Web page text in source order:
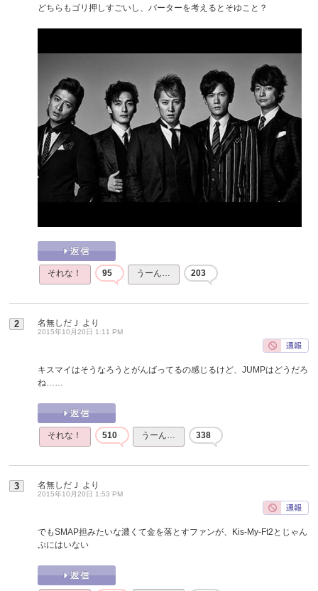
どちらもゴリ押しすごいし、バーターを考えるとそゆこと？
それな！ 95 うーん… 203
2 名無しだＪ より
2015年10月20日 1:11 PM
キスマイはそうなろうとがんばってるの感じるけど、JUMPはどうだろ
ね……
それな！ 510 うーん… 338
3 名無しだＪ より
2015年10月20日 1:53 PM
でもSMAP担みたいな濃くて金を落とすファンが、Kis-My-Ft2とじゃん
ぷにはいない